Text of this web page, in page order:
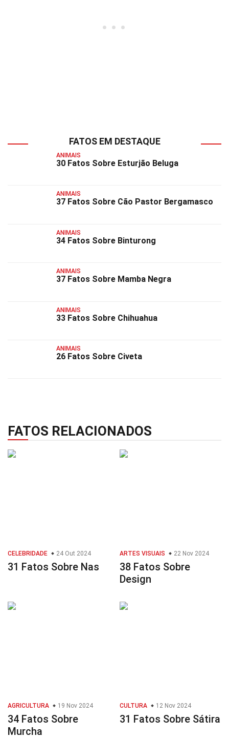
FATOS EM DESTAQUE
ANIMAIS
30 Fatos Sobre Esturjão Beluga
ANIMAIS
37 Fatos Sobre Cão Pastor Bergamasco
ANIMAIS
34 Fatos Sobre Binturong
ANIMAIS
37 Fatos Sobre Mamba Negra
ANIMAIS
33 Fatos Sobre Chihuahua
ANIMAIS
26 Fatos Sobre Civeta
FATOS RELACIONADOS
CELEBRIDADE 24 Out 2024
31 Fatos Sobre Nas
ARTES VISUAIS 22 Nov 2024
38 Fatos Sobre
Design
AGRICULTURA 19 Nov 2024
34 Fatos Sobre
Murcha
CULTURA 12 Nov 2024
31 Fatos Sobre Sátira